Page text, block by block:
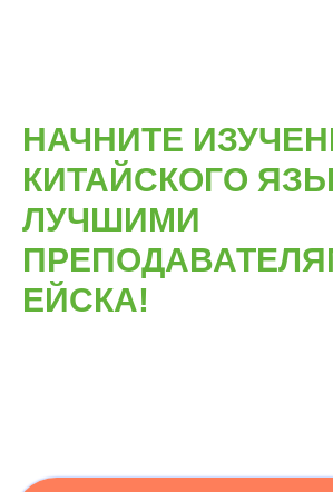
НАЧНИТЕ
КИТАЙСКОГО
ЛУЧШИМИ
ЕЙСКА!